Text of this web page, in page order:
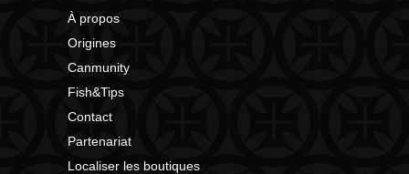
À propos
Origines
Canmunity
Fish&Tips
Contact
Partenariat
Localiser les boutiques